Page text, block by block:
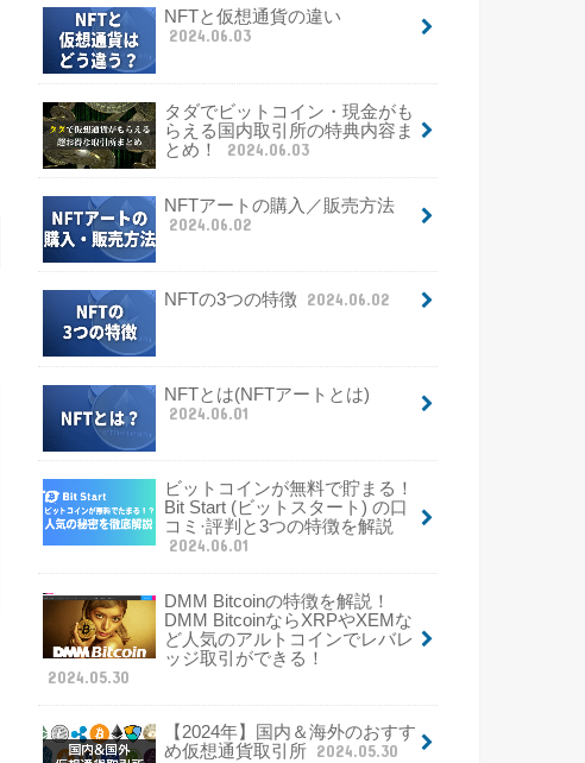
NFTと仮想通貨の違い
2024.06.03
タダでビットコイン・現金がも
らえる国内取引所の特典内容ま
とめ！
2024.06.03
NFTアートの購入／販売方法
2024.06.02
NFTの3つの特徴 2024.06.02
NFTとは(NFTアートとは)
2024.06.01
ビットコインが無料で貯まる！
Bit Start (ビットスタート) の口
コミ·評判と3つの特徴を解説
2024.06.01
DMM Bitcoinの特徴を解説！
DMM BitcoinならXRPやXEMな
ど人気のアルトコインでレバレ
ッジ取引ができる！
2024.05.30
【2024年】国内＆海外のおすす
め仮想通貨取引所 2024.05.30